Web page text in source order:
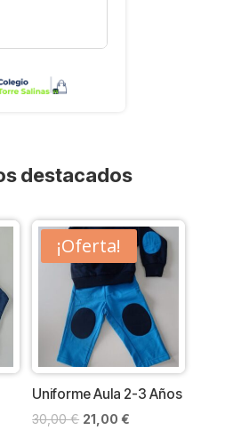
destacados
¡Oferta!
Uniforme Aula 2-3 Años
30,00€ El
21,00 €